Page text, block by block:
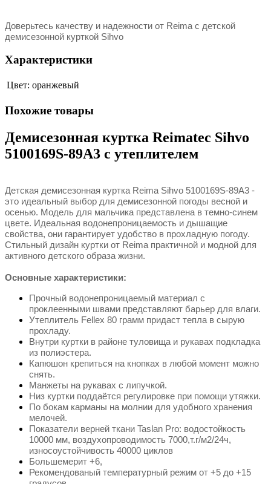
Доверьтесь качеству и надежности от Reima с детской
демисезонной курткой Sihvo
Характеристики
Цвет: оранжевый
Похожие товары
Демисезонная куртка Reimatec Sihvo
5100169S-89A3 с утеплителем
Детская демисезонная куртка Reima Sihvo 5100169S-89A3 -
это идеальный выбор для демисезонной погоды весной и
осенью. Модель для мальчика представлена в темно-синем
цвете. Идеальная водонепроницаемость и дышащие
свойства, они гарантирует удобство в прохладную погоду.
Стильный дизайн куртки от Reima практичной и модной для
активного детского образа жизни.
Основные характеристики:
Прочный водонепроницаемый материал с
проклеенными швами представляют барьер для влаги.
Утеплитель Fellex 80 грамм придаст тепла в сырую
прохладу.
Внутри куртки в районе туловища и рукавах подкладка
из полиэстера.
Капюшон крепиться на кнопках в любой момент можно
снять.
Манжеты на рукавах с липучкой.
Низ куртки поддаётся регулировке при помощи утяжки.
По бокам карманы на молнии для удобного хранения
мелочей.
Показатели верней ткани Taslan Pro: водостойкость
10000 мм, воздухопроводимость 7000,т.г/м2/24ч,
износоустойчивость 40000 циклов
Большемерит +6,
Рекомендованый температурный режим от +5 до +15